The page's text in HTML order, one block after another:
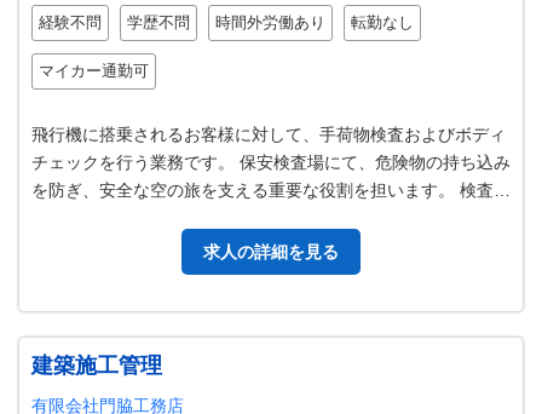
経験不問 学歴不問 時間外労働あり 転勤なし
マイカー通勤可
飛行機に搭乗されるお客様に対して、手荷物検査およびボディ
チェックを行う業務です。 保安検査場にて、危険物の持ち込み
を防ぎ、安全な空の旅を支える重要な役割を担います。 検査は
求人の詳細を見る
建築施工管理
有限会社門脇工務店